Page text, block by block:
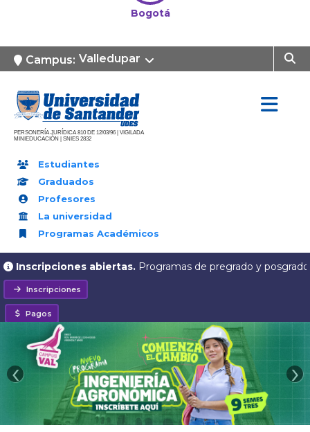
Bogotá
Campus: Valledupar
PERSONERÍA JURÍDICA 810 DE 12/03/96 | VIGILADA
MINIEDUCACIÓN | SNIES 2832
Estudiantes
Graduados
Profesores
La universidad
Programas Académicos
Inscripciones abiertas. Programas de pregrado y
Inscripciones
Pagos
›
‹